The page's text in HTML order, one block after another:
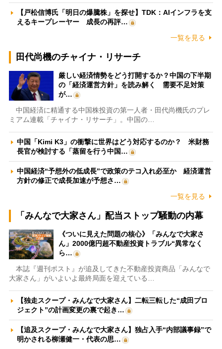
【戸松信博氏「明日の爆騰株」を探せ】TDK：AIインフラを支
えるキープレーヤー 成長の再評…
一覧を見る
田代尚機のチャイナ・リサーチ
厳しい経済情勢をどう打開するか？中国の下半期
の「経済運営方針」を読み解く 需要不足対策
が…
中国経済に精通する中国株投資の第一人者・田代尚機氏のプレ
ミアム連載「チャイナ・リサーチ」。中国の…
中国「Kimi K3」の衝撃に世界はどう対応するのか？ 米財務
長官が検討する「蒸留を行う中国…
中国経済“予想外の低成長”で政策のテコ入れ必至か 経済運営
方針の修正で成長加速が予想さ…
一覧を見る
「みんなで大家さん」配当ストップ騒動の内幕
《ついに見えた問題の核心》「みんなで大家さ
ん」2000億円超不動産投資トラブル“異常なく
ら…
本誌『週刊ポスト』が追及してきた不動産投資商品「みんなで
大家さん」がいよいよ最終局面を迎えている…
【独走スクープ・みんなで大家さん】二転三転した“成田プロ
ジェクト”の計画変更の裏で起き…
【追及スクープ・みんなで大家さん】独占入手“内部議事録”で
明かされる柳瀬健一・代表の思…